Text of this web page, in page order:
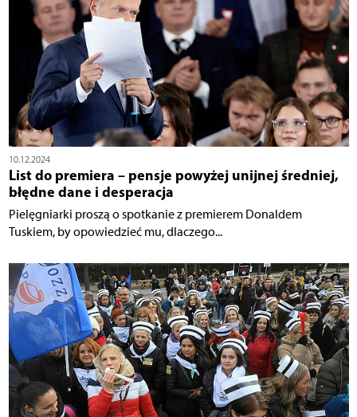
10.12.2024
List do premiera – pensje powyżej unijnej średniej,
błędne dane i desperacja
Pielęgniarki proszą o spotkanie z premierem Donaldem
Tuskiem, by opowiedzieć mu, dlaczego...